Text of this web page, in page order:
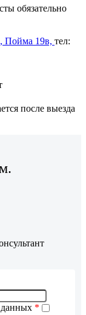
обязательно
19в, тел:
после выезда
данных *